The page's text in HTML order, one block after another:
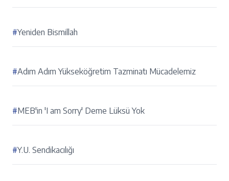
#Yeniden Bismillah
#Adım Adım Yükseköğretim Tazminatı Mücadelemiz
#MEB'in 'I am Sorry' Deme Lüksü Yok
#Y.U. Sendikacılığı